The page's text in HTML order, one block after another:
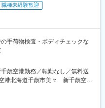
職種未経験歓迎
手荷物検査・ボディチェックな
歳空港勤務／転勤なし／無料送
港北海道千歳市美々 新千歳空港
対策：屋内喫煙室あり